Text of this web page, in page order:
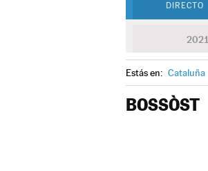
DIRECTO
2021
Estás en: Cataluña
BOSSÒST